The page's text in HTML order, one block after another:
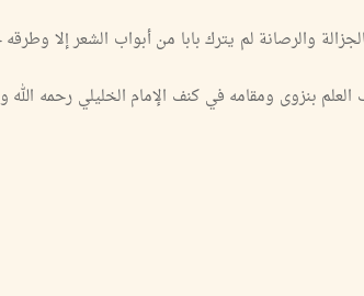
والرصانة لم يترك بابا من أبواب الشعر إلا
بنزوى ومقامه في كنف الإمام الخليلي رحمه الله